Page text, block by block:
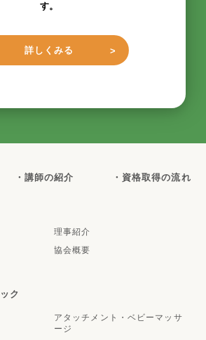
す。
詳しくみる
・講師の紹介 ・資格取得の流れ
理事紹介
協会概要
ク
アタッチメント・ベビーマッサ
ージ